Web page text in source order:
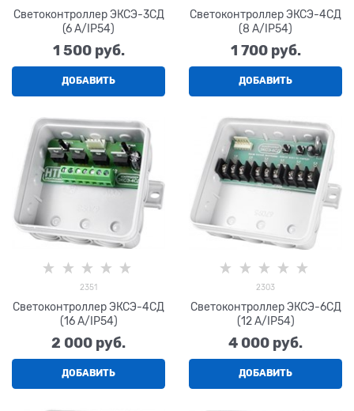
Светоконтроллер ЭКСЭ-3СД
(6 А/IP54)
1 500 руб.
ДОБАВИТЬ
Светоконтроллер ЭКСЭ-4СД
(8 А/IP54)
1 700 руб.
ДОБАВИТЬ
2351
Светоконтроллер ЭКСЭ-4СД
(16 А/IP54)
2 000 руб.
ДОБАВИТЬ
2303
Светоконтроллер ЭКСЭ-6СД
(12 А/IP54)
4 000 руб.
ДОБАВИТЬ